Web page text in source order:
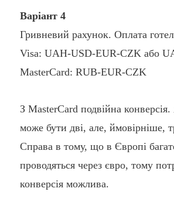
Варіант 4
Гривневий рахунок. Оплата
Visa: UAH-USD-EUR-CZK або
MasterCard: RUB-EUR-CZK
З MasterCard подвійна
може бути дві, але, ймовірніше,
Справа в тому, що в Європі
проводяться через євро, тому
конверсія можлива.